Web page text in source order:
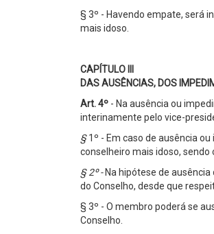
§ 3º - Havendo empate, será
mais idoso.
CAPÍTULO III
DAS AUSÊNCIAS, DOS
Art. 4º - Na ausência ou
interinamente pelo vice-
§1º - Em caso de ausência
conselheiro mais idoso,
§ 2º - Na hipótese de
do Conselho, desde que
§ 3º - O membro poderá se
Conselho.